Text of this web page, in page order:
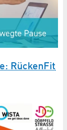
RückenFit